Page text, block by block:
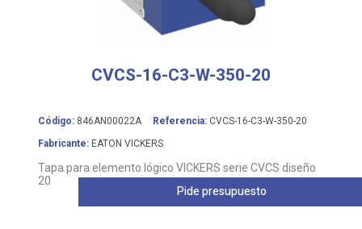
CVCS-16-C3-W-350-20
Código: 846AN00022A Referencia: CVCS-16-C3-W-350-20
Fabricante: EATON VICKERS
Tapa para elemento lógico VICKERS serie CVCS diseño
20
Pide presupuesto